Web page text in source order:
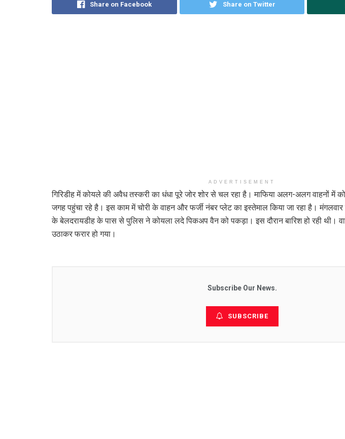
Share on Facebook Share on Twitter
ADVERTISEMENT
गिरिडीह में कोयले की अवैध तस्करी का धंधा पूरे जोर शोर से चल रहा है। माफिया अलग-अलग वाहनों
जगह पहुंचा रहे है। इस काम में चोरी के वाहन और फर्जी नंबर प्लेट का इस्तेमाल किया जा रहा है। मंगलवार
के बेलदरायडीह के पास से पुलिस ने कोयला लदे पिकअप वैन को पकड़ा। इस दौरान बारिश हो रही थी।
उठाकर फरार हो गया।
Subscribe Our News.
SUBSCRIBE